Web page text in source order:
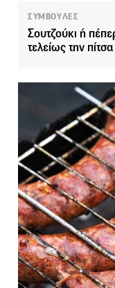
ΣΥΜΒΟΥΛΕΣ
Σουτζούκι ή
τελείως την πίτσα